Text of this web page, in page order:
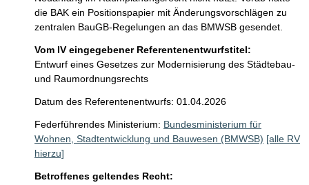
die BAK ein Positionspapier mit Änderungsvorschlägen zu
zentralen BauGB-Regelungen an das BMWSB gesendet.
Vom IV eingegebener Referentenentwurfstitel:
Entwurf eines Gesetzes zur Modernisierung des Städtebau-
und Raumordnungsrechts
Datum des Referentenentwurfs: 01.04.2026
Federführendes Ministerium: Bundesministerium für
Wohnen, Stadtentwicklung und Bauwesen (BMWSB) [alle RV
hierzu]
Betroffenes geltendes Recht: